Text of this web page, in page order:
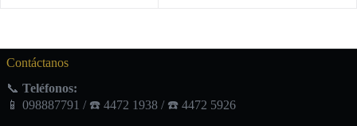
Contáctanos
📞 Teléfonos:
📱 098887791 / ☎️ 4472 1938 / ☎️ 4472 5926